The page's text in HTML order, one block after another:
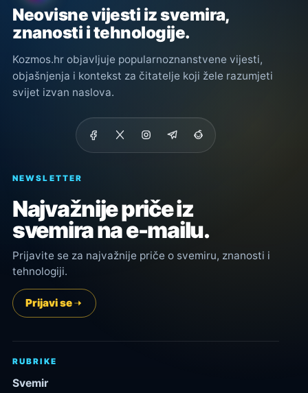
Neovisne vijesti iz svemira,
znanosti i tehnologije.
Kozmos.hr objavljuje popularnoznanstvene vijesti,
objašnjenja i kontekst za čitatelje koji žele razumjeti
svijet izvan naslova.
NEWSLETTER
Najvažnije priče iz
svemira na e-mailu.
Prijavite se za najvažnije priče o svemiru, znanosti i
tehnologiji.
Prijavi se
RUBRIKE
Svemir